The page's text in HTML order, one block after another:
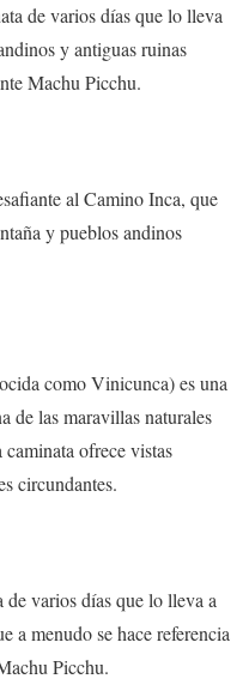
de varios días que lo lleva
y antiguas ruinas
Machu Picchu.
al Camino Inca, que
y pueblos andinos
como Vinicunca) es una
de las maravillas naturales
ofrece vistas
circundantes.
varios días que lo lleva a
a menudo se hace referencia
Picchu.